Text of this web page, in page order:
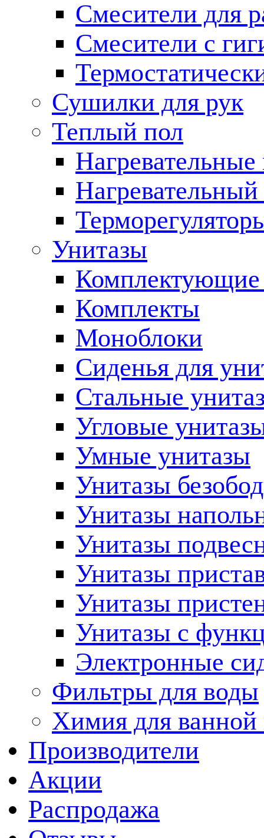
Смесители для
Смесители с
Сушилки для рук
Теплый пол
Нагревательный
Унитазы
Комплектующие
Комплекты
Моноблоки
Сиденья для
Стальные
Угловые
Умные унитазы
Унитазы
Унитазы
Унитазы
Унитазы
Унитазы
Унитазы с
Электронные
Фильтры для воды
Химия для ванной
Производители
Акции
Распродажа